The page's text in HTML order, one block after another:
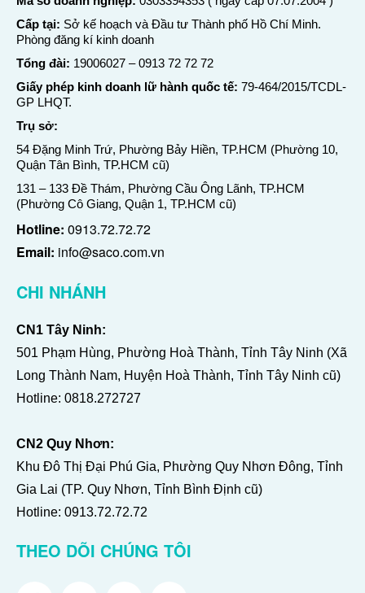
Cấp tại: Sở kế hoạch và Đầu tư Thành phố Hồ Chí Minh.
Phòng đăng kí kinh doanh
Tổng đài: 19006027 –0913 72 72 72
Giấy phép kinh doanh lữ hành quốc tế: 79-464/2015/TCDL-
GP LHQT.
Trụ sở:
54 Đặng Minh Trứ, Phường Bảy Hiền, TP.HCM (Phường 10,
Quận Tân Bình, TP.HCM cũ)
131 – 133 Đề Thám, Phường Cầu Ông Lãnh, TP.HCM
(Phường Cô Giang, Quận 1, TP.HCM cũ)
Hotline: 0913.72.72.72
Email: info@saco.com.vn
CHI NHÁNH
CN1 Tây Ninh:
501 Phạm Hùng, Phường Hoà Thành, Tỉnh Tây Ninh (Xã
Long Thành Nam, Huyện Hoà Thành, Tỉnh Tây Ninh cũ)
Hotline: 0818.272727
CN2 Quy Nhơn:
Khu Đô Thị Đại Phú Gia, Phường Quy Nhơn Đông, Tỉnh
Gia Lai (TP. Quy Nhơn, Tỉnh Bình Định cũ)
Hotline: 0913.72.72.72
THEO DÕI CHÚNG TÔI